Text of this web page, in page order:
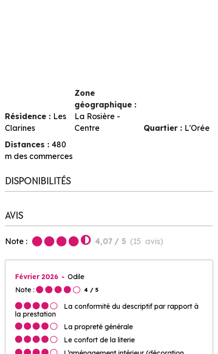
Résidence : Les
Clarines
Zone
géographique :
La Rosière -
Centre
Quartier : L'Orée
Distances : 480
m des commerces
DISPONIBILITÉS
AVIS
Note : 4,07 / 5 (15 avis)
Février 2026
Odile
Note :
4 / 5
La conformité du descriptif par rapport à
la prestation
La propreté générale
Le confort de la literie